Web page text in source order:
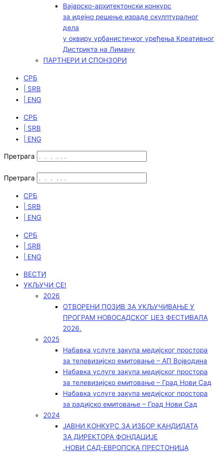
Вајарско-архитектонски конкурс
за идејно решење израде скулптуралног
дела
у оквиру урбанистичког уређења Креативног
Дистрикта на Лиману
ПАРТНЕРИ И СПОНЗОРИ
СРБ
| SRB
| ENG
СРБ
| SRB
| ENG
Претрага
Претрага
СРБ
| SRB
| ENG
СРБ
| SRB
| ENG
ВЕСТИ
УКЉУЧИ СЕ!
2026
ОТВОРЕНИ ПОЗИВ ЗА УКЉУЧИВАЊЕ У
ПРОГРАМ НОВОСАДСКОГ ЏЕЗ ФЕСТИВАЛА
2026.
2025
Набавка услуге закупа медијског простора
за телевизијско емитовање – АП Војводинa
Набавка услуге закупа медијског простора
за телевизијско емитовање – Град Нови Сад
Набавка услуге закупа медијског простора
за радијско емитовање – Град Нови Сад
2024
ЈАВНИ КОНКУРС ЗА ИЗБОР КАНДИДАТА
ЗА ДИРЕКТОРА ФОНДАЦИЈЕ
„НОВИ САД-ЕВРОПСКА ПРЕСТОНИЦА